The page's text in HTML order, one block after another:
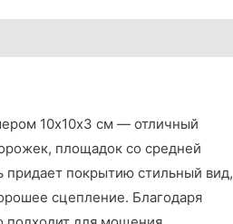
10х10х3 см — отличный
площадок со средней
придает покрытию стильный вид,
сцепление. Благодаря